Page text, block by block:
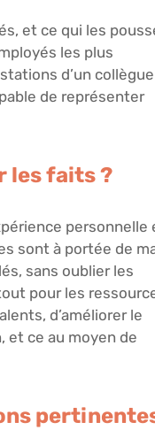
et ce qui les
les plus
d’un
de représenter
faits ?
personnelle
sont à portée de
sans oublier les
pour les
d’améliorer le
et ce au moyen de